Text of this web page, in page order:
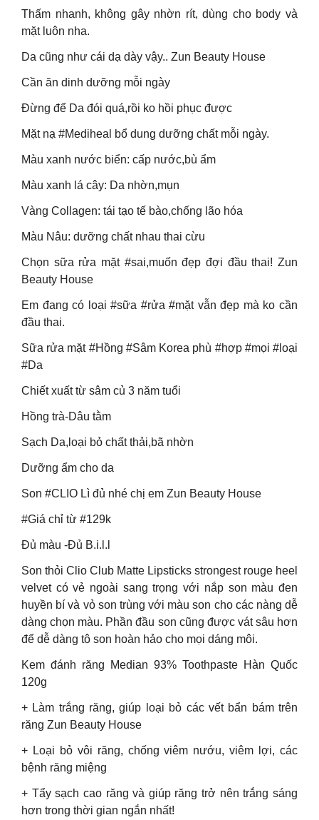
Thấm nhanh, không gây nhờn rít, dùng cho body và
mặt luôn nha.
Da cũng như cái dạ dày vậy.. Zun Beauty House
Cần ăn dinh dưỡng mỗi ngày
Đừng để Da đói quá,rồi ko hồi phục được
Mặt nạ #Mediheal bổ dung dưỡng chất mỗi ngày.
Màu xanh nước biển: cấp nước,bù ẩm
Màu xanh lá cây: Da nhờn,mụn
Vàng Collagen: tái tạo tế bào,chống lão hóa
Màu Nâu: dưỡng chất nhau thai cừu
Chọn sữa rửa mặt #sai,muốn đẹp đợi đầu thai! Zun
Beauty House
Em đang có loại #sữa #rửa #mặt vẫn đẹp mà ko cần
đầu thai.
Sữa rửa mặt #Hồng #Sâm Korea phù #hợp #mọi #loại
#Da
Chiết xuất từ sâm củ 3 năm tuổi
Hồng trà-Dâu tằm
Sạch Da,loại bỏ chất thải,bã nhờn
Dưỡng ẩm cho da
Son #CLIO Lì đủ nhé chị em Zun Beauty House
#Giá chỉ từ #129k
Đủ màu -Đủ B.i.l.l
Son thỏi Clio Club Matte Lipsticks strongest rouge heel
velvet có vẻ ngoài sang trọng với nắp son màu đen
huyền bí và vỏ son trùng với màu son cho các nàng dễ
dàng chọn màu. Phần đầu son cũng được vát sâu hơn
để dễ dàng tô son hoàn hảo cho mọi dáng môi.
Kem đánh răng Median 93% Toothpaste Hàn Quốc
120g
+ Làm trắng răng, giúp loại bỏ các vết bẩn bám trên
răng Zun Beauty House
+ Loại bỏ vôi răng, chống viêm nướu, viêm lợi, các
bệnh răng miệng
+ Tẩy sạch cao răng và giúp răng trở nên trắng sáng
hơn trong thời gian ngắn nhất!